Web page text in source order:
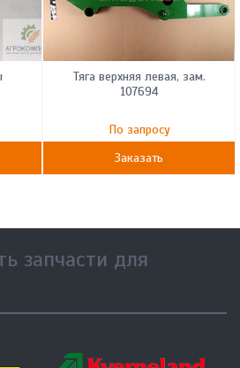
Тяга верхняя левая, зам.
107694
По запросу
Заказать
запчасти для